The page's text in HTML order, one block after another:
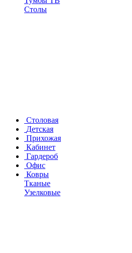
Столы
Столовая
Детская
Прихожая
Кабинет
Гардероб
Офис
Ковры
Тканые
Узелковые